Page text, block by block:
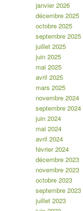
janvier 2026
décembre 2025
octobre 2025
septembre 2025
juillet 2025
juin 2025
mai 2025
avril 2025
mars 2025
novembre 2024
septembre 2024
juin 2024
mai 2024
avril 2024
février 2024
décembre 2023
novembre 2023
octobre 2023
septembre 2023
juillet 2023